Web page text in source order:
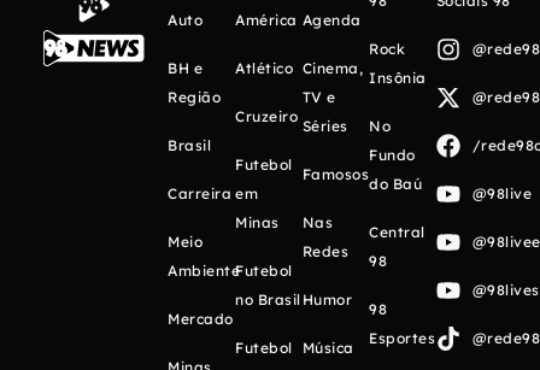
Auto
BH e
Região
Brasil
Carreira
Meio
Ambiente
Mercado
América
Atlético
Cruzeiro
Futebol
em
Minas
Futebol
no Brasil
Futebol
Agenda
Cinema,
TV e
Séries
Famosos
Nas
Redes
Humor
Música
Rock
Insônia
No
Fundo
do Baú
Central
98
98
Esportes
/
@98live